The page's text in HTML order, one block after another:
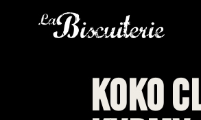
KOKO